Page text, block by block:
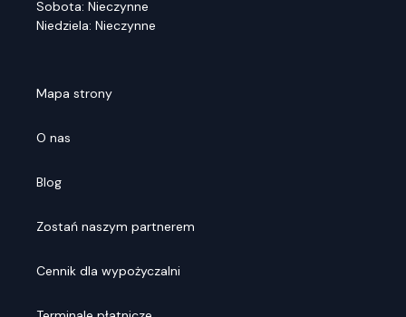
Sobota: Nieczynne
Niedziela: Nieczynne
Mapa strony
O nas
Blog
Zostań naszym partnerem
Cennik dla wypożyczalni